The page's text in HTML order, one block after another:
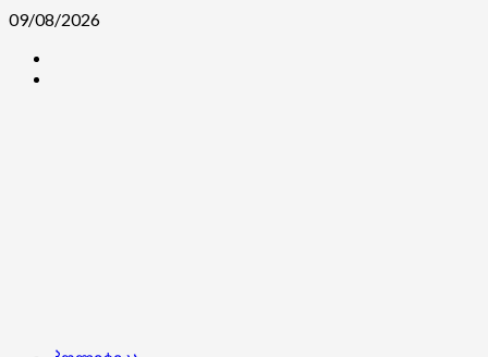
Skip
content
09/08/2026